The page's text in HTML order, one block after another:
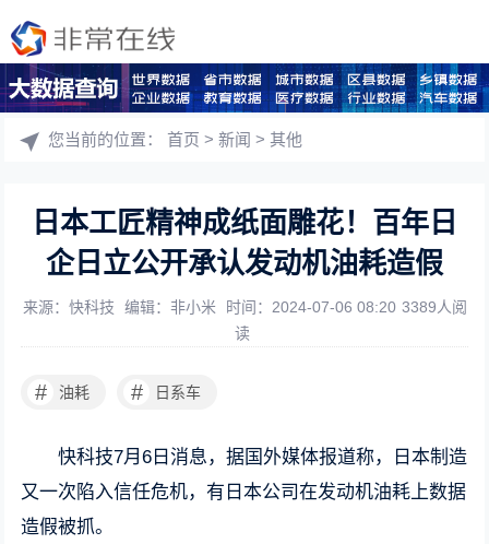
您当前的位置：首页 >新闻 >其他
日本工匠精神成纸面雕花！百年日
企日立公开承认发动机油耗造假
来源：快科技 编辑：非小米 时间：2024-07-06 08:20 3389人阅
读
# 油耗 # 日系车
快科技7月6日消息，据国外媒体报道称，日本制造
又一次陷入信任危机，有日本公司在发动机油耗上数据
造假被抓。